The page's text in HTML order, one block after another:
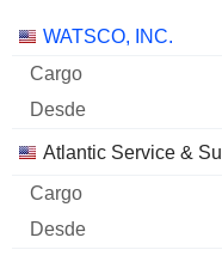
Empresas Cargo
WATSCO, INC.
Atlantic Service &